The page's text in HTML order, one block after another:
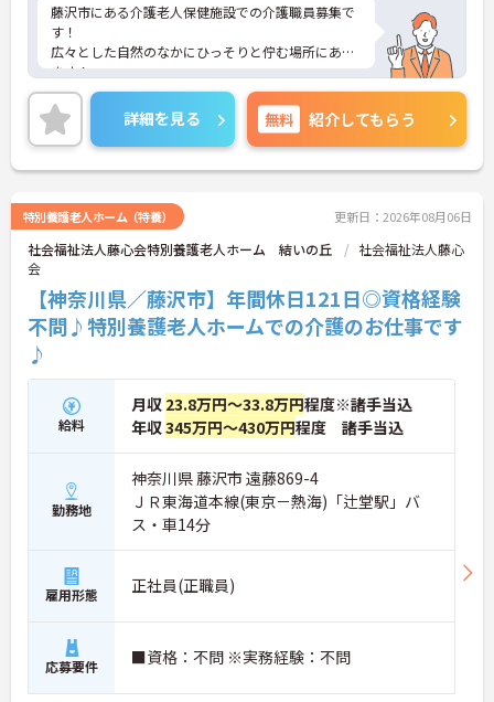
藤沢市にある介護老人保健施設での介護職員募集で
す！
広々とした自然のなかにひっそりと佇む場所にあり
ます！
お手入れされた中庭やウッドデッキは利用者さんた
ちの癒しの空間となっています
年間休日110日以上！資格・経験によって年収330万
円以上も目指せます◎
ご興味ある方には、面接対策ポイントなど、詳細を
詳細を見る 無料 紹介してもらう
特別養護老人ホーム（特養） 更新日：2026年08月06日
社会福祉法人藤心会特別養護老人ホーム 結いの丘
社会福祉法人藤心
会
【神奈川県／藤沢市】年間休日121日◎資格経験
不問♪特別養護老人ホームでの介護のお仕事です
♪
給料
月収 23.8万円～33.8万円程度※諸手当込
年収345万円～430万円程度 諸手当込
勤務地
神奈川県 藤沢市 遠藤869-4
ＪＲ東海道本線(東京－熱海)「辻堂駅」バ
ス・車14分
雇用形態 正社員(正職員)
応募要件 ■資格：不問 ※実務経験：不問